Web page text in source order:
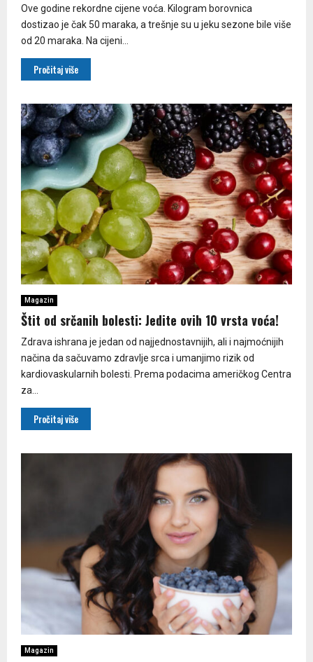
Ove godine rekordne cijene voća. Kilogram borovnica
dostizao je čak 50 maraka, a trešnje su u jeku sezone bile više
od 20 maraka. Na cijeni...
Pročitaj više
Magazin
Štit od srčanih bolesti: Jedite ovih 10 vrsta voća!
Zdrava ishrana je jedan od najjednostavnijih, ali i najmoćnijih
načina da sačuvamo zdravlje srca i umanjimo rizik od
kardiovaskularnih bolesti. Prema podacima američkog Centra
za...
Pročitaj više
Magazin